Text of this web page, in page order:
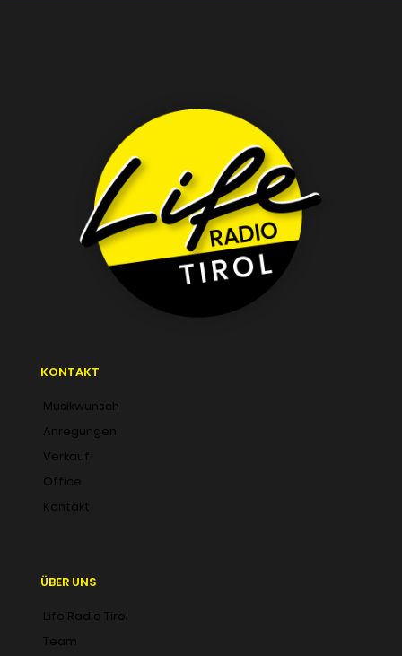
KONTAKT
Musikwunsch
Anregungen
Verkauf
Office
Kontakt
ÜBER UNS
Life Radio Tirol
Team